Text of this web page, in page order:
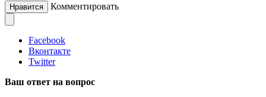
Нравится Комментировать
Facebook
Вконтакте
Twitter
Ваш ответ на вопрос